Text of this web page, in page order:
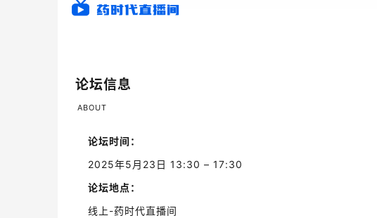
论坛信息
ABOUT
论坛时间：
2025年5月23日 13:30 – 17:30
论坛地点：
线上-药时代直播间